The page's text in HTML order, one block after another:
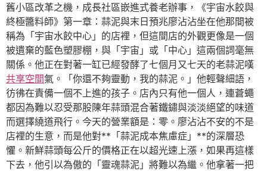
舊小區改革之機，成長社區嵌進式養老辦事，《宇宙水餃與
終極醬料師》第一章：蒜泥與末日預兆廖沾沾坐在他那間被
稱為「宇宙水餃中心」的店裡，但這間店的外觀更像是一個
被遺棄的藍色塑膠棚，與「宇宙」或「中心」這兩個詞毫無
關係。他正在對著一缸已經發酵了七個月又七天的老蒜泥嘆
共享空間氣。「你還不夠靈動，我的蒜泥。」他輕聲細語，
彷彿在責備一個不上進的孩子。店內只有他一個人，連蒼蠅
都因為難以忍受那股陳年蒜頭混合著鐵鏽與淡淡絕望的味道
而選擇繞道飛行。今天的營業額是：零。廖沾沾不安的不是
店裡的生意，而是他對**「蒜泥成本焦慮症」**的深層恐
懼。新鮮蒜頭每公斤的價格正在以超光速上漲，如果再這樣
下去，他引以為傲的「靈魂蒜泥」將難以為繼。他拿著一把